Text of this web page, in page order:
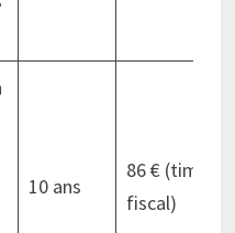
10 ans
86 € (timbre
fiscal)